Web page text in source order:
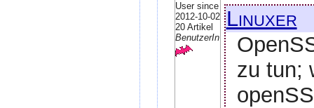
User since
2012-10-02
20 Artikel
BenutzerIn
Linuxer
zu tun;